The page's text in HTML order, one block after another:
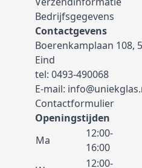
Bedrijfsgegevens
Contactgevens
Boerenkamplaan 108,
Eind
tel: 0493-490068
E-mail:
Contactformulier
Openingstijden
Ma
12:00-
16:00
12:00-